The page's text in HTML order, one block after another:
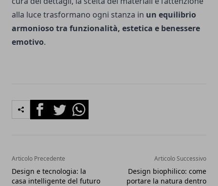
alla luce trasformano ogni stanza in un equilibrio
armonioso tra funzionalità, estetica e benessere
emotivo.
FacebookTwitterWhatsapp
Articolo Precedente
Design e tecnologia: la
casa intelligente del futuro
Articolo Successivo
Design biophilico: come
portare la natura dentro